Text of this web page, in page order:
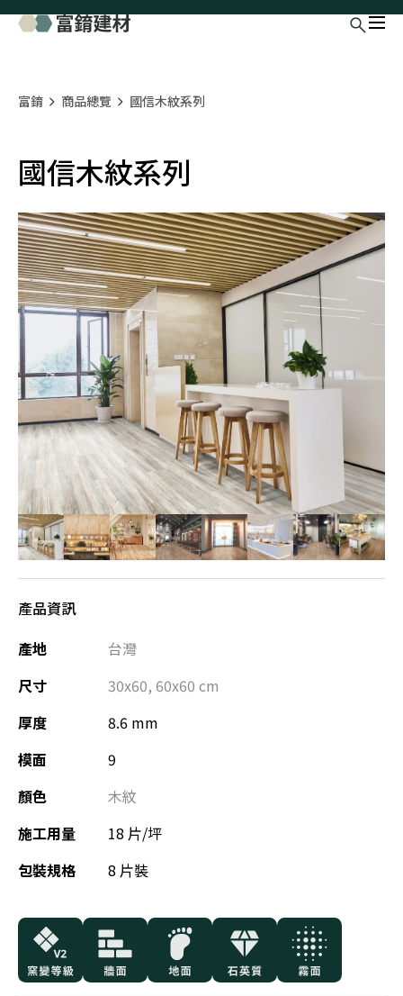
富錥 商品總覽 國信木紋系列
國信木紋系列
產品資訊
產地
台灣
尺寸
30x60, 60x60 cm
厚度
8.6 mm
模面
9
顏色
木紋
施工用量
18 片/坪
包裝規格
8 片裝